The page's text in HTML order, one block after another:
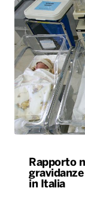
Rapporto
in Italia